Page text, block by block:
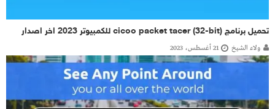
تحميل برنامج cicoo packet tacer (32-bit) للكمبيوتر 2023 اخر اصدار
ولاء الشيخ 21 أغسطس، 2023